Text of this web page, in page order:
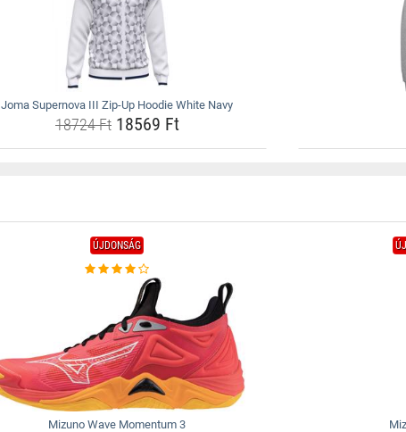
Joma Supernova III Zip-Up Hoodie White Navy
18724 Ft18569 Ft
ÚJDONSÁG
Mizuno Wave Momentum 3